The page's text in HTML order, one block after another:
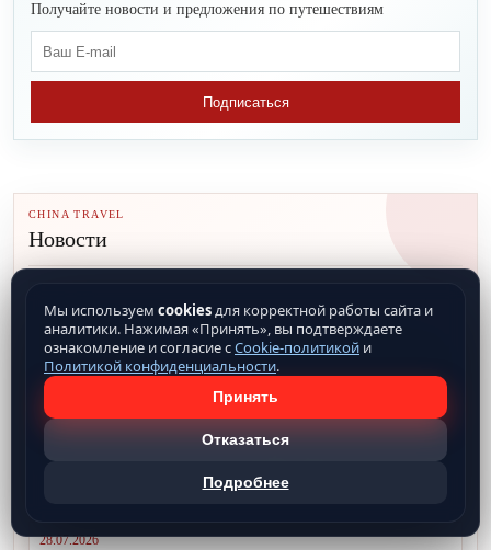
Получайте новости и предложения по путешествиям
Подписаться
CHINA TRAVEL
Новости
Основные способы оплаты в Китае
28.07.2026
Мы используем cookiesдля корректной работы сайта и
аналитики. Нажимая «Принять», вы подтверждаете
ознакомление и согласие сCookie-политикой и
Политикой конфиденциальности.
Принять
Отказаться
Подробнее